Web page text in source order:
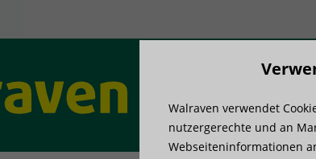
Produktsysteme
Walraven verwendet
nutzergerechte und an
Webseiteninformationen